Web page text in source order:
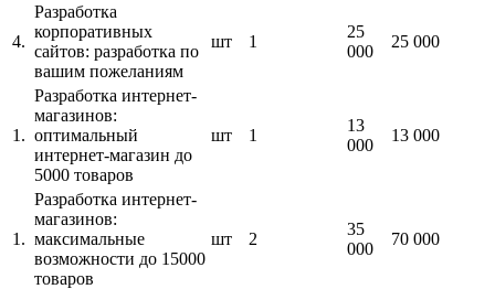
4.
Разработка
корпоративных
сайтов: разработка по
вашим пожеланиям
шт 1
25
000
25 000
1.
Разработка интернет-
магазинов:
оптимальный
интернет-магазин до
5000 товаров
шт 1
13
000
13 000
1.
Разработка интернет-
магазинов:
максимальные
возможности до 15000
товаров
шт 2
35
000
70 000